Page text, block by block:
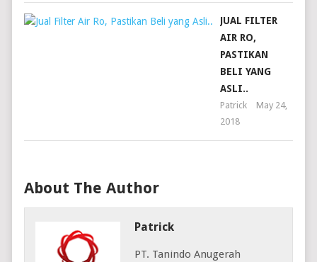
JUAL FILTER
AIR RO,
PASTIKAN
BELI YANG
ASLI..
Patrick
May 24,
2018
About The Author
Patrick
PT. Tanindo Anugerah